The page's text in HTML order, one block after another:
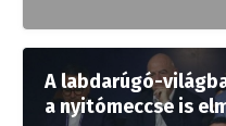
A labdarúgó-
a nyitómeccse is